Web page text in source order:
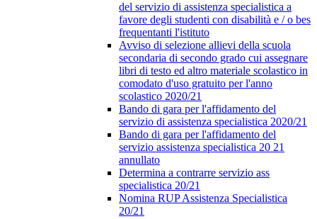
del servizio di assistenza specialistica a
favore degli studenti con disabilità e / o bes
frequentanti l'istituto
Avviso di selezione allievi della scuola
secondaria di secondo grado cui assegnare
libri di testo ed altro materiale scolastico in
comodato d'uso gratuito per l'anno
scolastico 2020/21
Bando di gara per l'affidamento del
servizio di assistenza specialistica 2020/21
Bando di gara per l'affidamento del
servizio assistenza specialistica 20 21
annullato
Determina a contrarre servizio ass
specialistica 20/21
Nomina RUP Assistenza Specialistica
20/21